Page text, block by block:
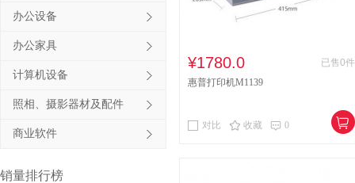
台、桌类
音视频矩阵 视频会议会
电冰箱 风扇
喷墨打印机 针式打印机
办公设备
办公家具
计算机设备
照相、摄影器材及配件
商业软件
销量排行榜
¥1780.0
已售0件
惠普打印机M1139
对比 收藏 0